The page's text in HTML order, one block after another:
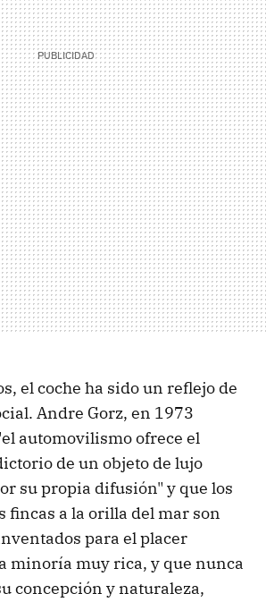
el coche ha sido un reflejo de
Andre Gorz, en 1973
automovilismo ofrece el
de un objeto de lujo
su propia difusión" y que los
fincas a la orilla del mar son
para el placer
minoría muy rica, y que nunca
concepción y naturaleza,